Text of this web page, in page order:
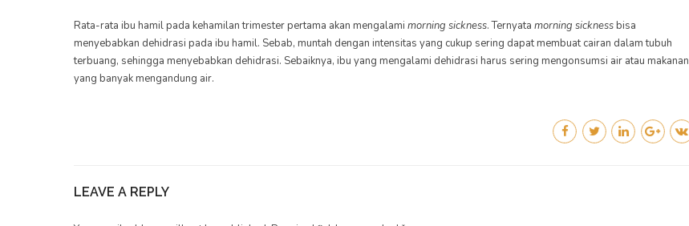
Rata-rata ibu hamil pada kehamilan trimester pertama akan mengalami morning sickness. Ternyata morning sicknessbisa
menyebabkan dehidrasi pada ibu hamil. Sebab, muntah dengan intensitas yang cukup sering dapat membuat cairan dalam tubuh
terbuang, sehingga menyebabkan dehidrasi. Sebaiknya, ibu yang mengalami dehidrasi harus sering mengonsumsi air atau makanan
yang banyak mengandung air.
LEAVE A REPLY